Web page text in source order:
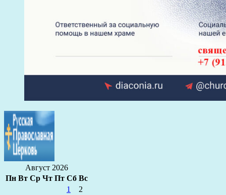
Август 2026
Пн Вт Ср Чт Пт Сб Вс
1
2